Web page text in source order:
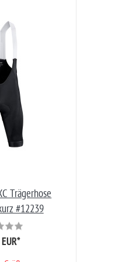
Trägerhose
#12239
*